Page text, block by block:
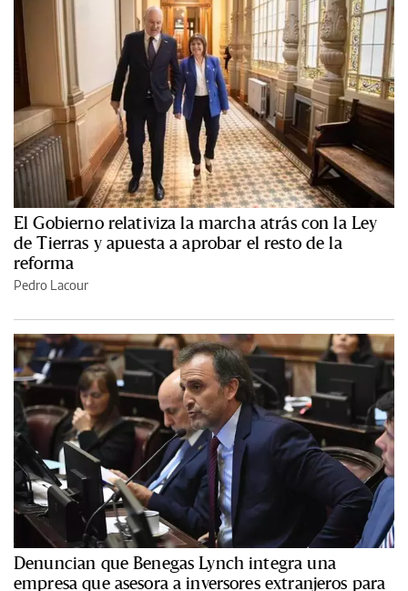
El Gobierno relativiza la marcha atrás con la Ley
de Tierras y apuesta a aprobar el resto de la
reforma
Pedro Lacour
Denuncian que Benegas Lynch integra una
empresa que asesora a inversores extranjeros para